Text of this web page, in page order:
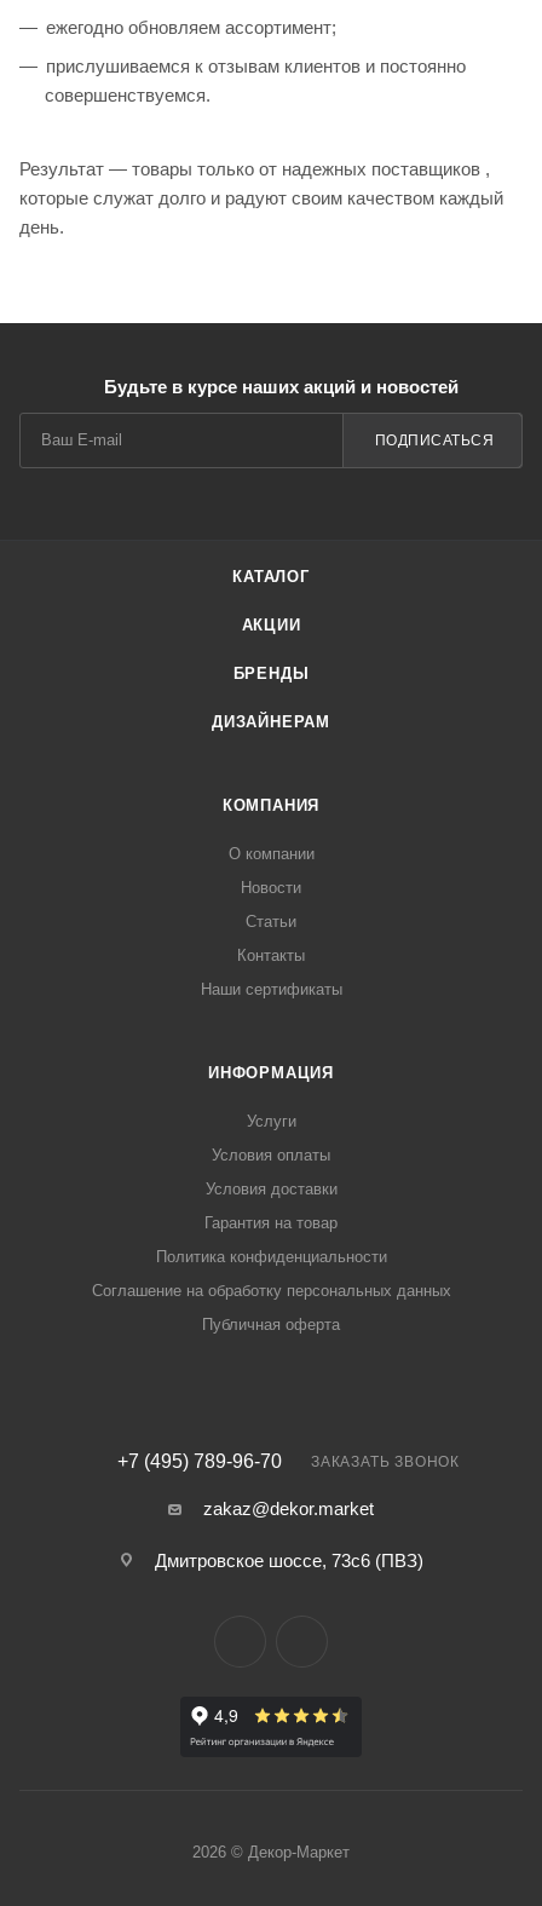
ежегодно обновляем ассортимент;
прислушиваемся к отзывам клиентов и постоянно
совершенствуемся.
Результат — товары только от надежных поставщиков ,
которые служат долго и радуют своим качеством каждый
день.
Будьте в курсе наших акций и новостей
ПОДПИСАТЬСЯ
КАТАЛОГ
АКЦИИ
БРЕНДЫ
ДИЗАЙНЕРАМ
КОМПАНИЯ
О компании
Новости
Статьи
Контакты
Наши сертификаты
ИНФОРМАЦИЯ
Услуги
Условия оплаты
Условия доставки
Гарантия на товар
Политика конфиденциальности
Соглашение на обработку персональных данных
Публичная оферта
+7 (495) 789-96-70 ЗАКАЗАТЬ ЗВОНОК
zakaz@dekor.market
Дмитровское шоссе, 73с6 (ПВЗ)
2026 © Декор-Маркет